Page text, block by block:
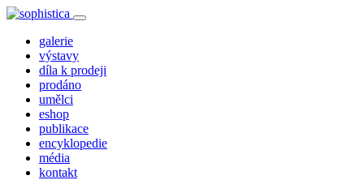
galerie
výstavy
díla k prodeji
prodáno
umělci
eshop
publikace
encyklopedie
média
kontakt